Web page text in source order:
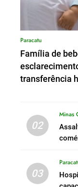
Paracatu
Família de
transferência
02
Minas
03